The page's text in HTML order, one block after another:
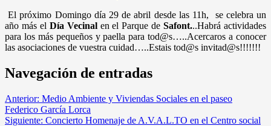
El próximo Domingo día 29 de abril desde las 11h, se celebra un
año más el Día Vecinalen el Parque deSafont...Habrá actividades
para los más pequeños y paella para tod@s…..Acercaros a conocer
las asociaciones de vuestra cuidad…..Estais tod@s invitad@s!!!!!!!
Navegación de entradas
Anterior: Medio Ambiente y Viviendas Sociales en el paseo
Federico García Lorca
Siguiente: Concierto Homenaje de A.V.A.L.TO en el Centro social